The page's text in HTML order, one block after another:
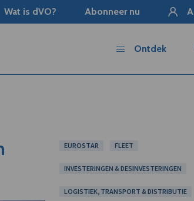
Wat is dVO? Abonneer nu
Ontdek
EUROSTAR FLEET
INVESTERINGEN & DESINVESTERINGEN
LOGISTIEK, TRANSPORT & DISTRIBUTIE